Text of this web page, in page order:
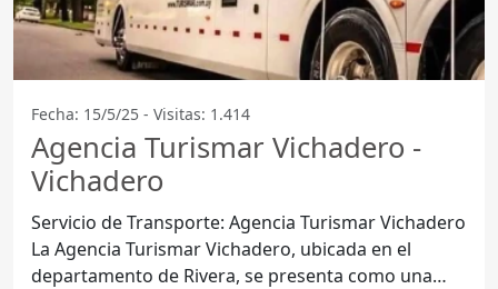
Fecha: 15/5/25 - Visitas: 1.414
Agencia Turismar Vichadero -
Vichadero
Servicio de Transporte: Agencia Turismar Vichadero
La Agencia Turismar Vichadero, ubicada en el
departamento de Rivera, se presenta como una